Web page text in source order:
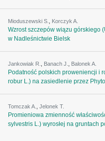
Mioduszewski S. Korczyk A.
Wzrost szczepów wiązu górskiego
w Nadleśnictwie Bielsk
Jankowiak R. Banach J. Balonek A.
Podatność polskich proweniencji i
robur L.) na zasiedlenie przez
Tomczak A. Jelonek T.
Promieniowa zmienność
sylvestris L.) wyrosłej na gruntach